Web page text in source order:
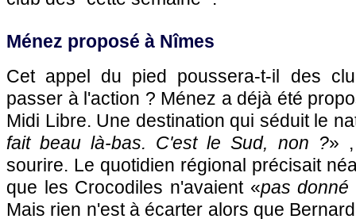
Ménez proposé à Nîmes
Cet appel du pied poussera-t-il des
passer à l'action ? Ménez a déjà été
Midi Libre. Une destination qui séduit le
fait beau là-bas. C'est le Sud, non ?» ,
sourire. Le quotidien régional précisait
que les Crocodiles n'avaient «pas donné
Mais rien n'est à écarter alors que